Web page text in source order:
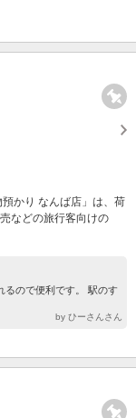
かり なんば店」は、荷
などの旅行客向けの
るので便利です。 駅のす
by ひーさんさん